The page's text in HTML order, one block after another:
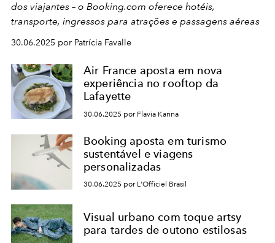
dos viajantes – o Booking.com oferece hotéis,
transporte, ingressos para atrações e passagens aéreas
30.06.2025 por Patrícia Favalle
Air France aposta em nova
experiência no rooftop da
Lafayette
30.06.2025 por Flavia Karina
Booking aposta em turismo
sustentável e viagens
personalizadas
30.06.2025 por L'Officiel Brasil
Visual urbano com toque artsy
para tardes de outono estilosas